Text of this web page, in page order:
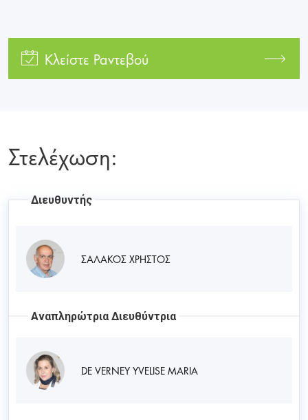
Κλείστε Ραντεβού
Στελέχωση:
Διευθυντής
ΣΑΛΑΚΟΣ ΧΡΗΣΤΟΣ
Αναπληρώτρια Διευθύντρια
DE VERNEY YVELISE MARIA